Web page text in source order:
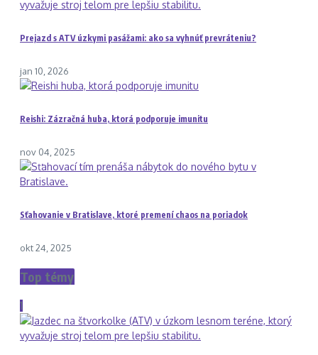
Prejazd s ATV úzkymi pasážami: ako sa vyhnúť prevráteniu?
jan 10, 2026
Reishi: Zázračná huba, ktorá podporuje imunitu
nov 04, 2025
Sťahovanie v Bratislave, ktoré premení chaos na poriadok
okt 24, 2025
Top témy
1